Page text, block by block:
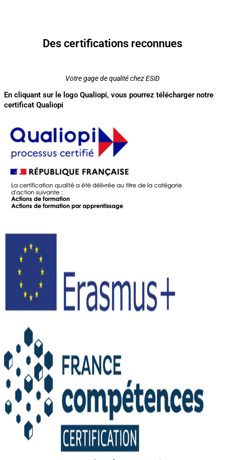
Des certifications reconnues
Votre gage de qualité chez ESiD
En cliquant sur le logo Qualiopi, vous pourrez télécharger notre
certificat Qualiopi